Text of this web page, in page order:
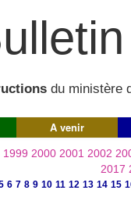
du ministère
A venir
1999 2000 2001 2002
2017
6 7 8 9 10 11 12 13 14 15